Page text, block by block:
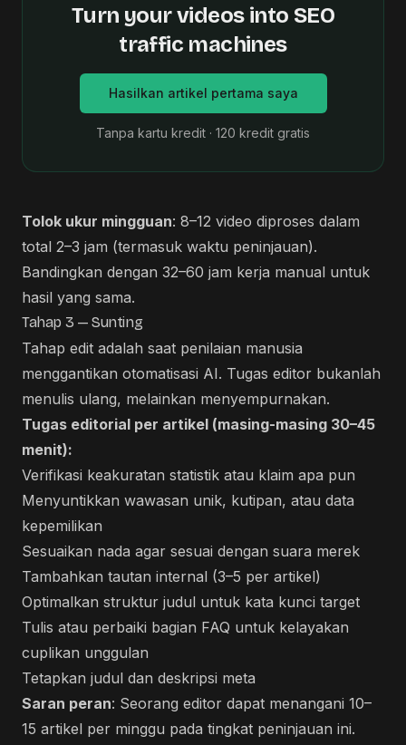
Turn your videos into SEO
traffic machines
Hasilkan artikel pertama saya
Tanpa kartu kredit · 120 kredit gratis
Tolok ukur mingguan: 8–12 video diproses dalam
total 2–3 jam (termasuk waktu peninjauan).
Bandingkan dengan 32–60 jam kerja manual untuk
hasil yang sama.
Tahap 3 — Sunting
Tahap edit adalah saat penilaian manusia
menggantikan otomatisasi AI. Tugas editor bukanlah
menulis ulang, melainkan menyempurnakan.
Tugas editorial per artikel (masing-masing 30–45
menit):
Verifikasi keakuratan statistik atau klaim apa pun
Menyuntikkan wawasan unik, kutipan, atau data
kepemilikan
Sesuaikan nada agar sesuai dengan suara merek
Tambahkan tautan internal (3–5 per artikel)
Optimalkan struktur judul untuk kata kunci target
Tulis atau perbaiki bagian FAQ untuk kelayakan
cuplikan unggulan
Tetapkan judul dan deskripsi meta
Saran peran: Seorang editor dapat menangani 10–
15 artikel per minggu pada tingkat peninjauan ini.